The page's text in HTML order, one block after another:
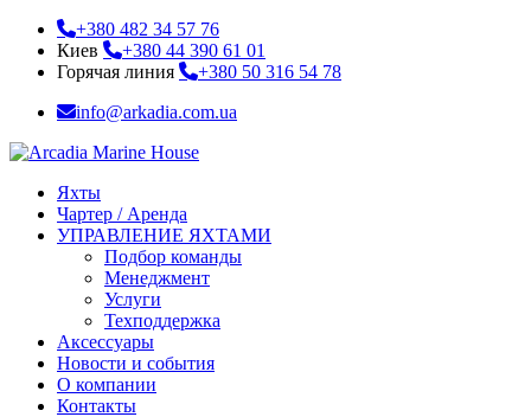
+380 482 34 57 76
Киев
+380 44 390 61 01
Горячая линия
+380 50 316 54 78
info@arkadia.com.ua
Яхты
Чартер / Аренда
УПРАВЛЕНИЕ ЯХТАМИ
Подбор команды
Менеджмент
Услуги
Техподдержка
Аксессуары
Новости и события
О компании
Контакты